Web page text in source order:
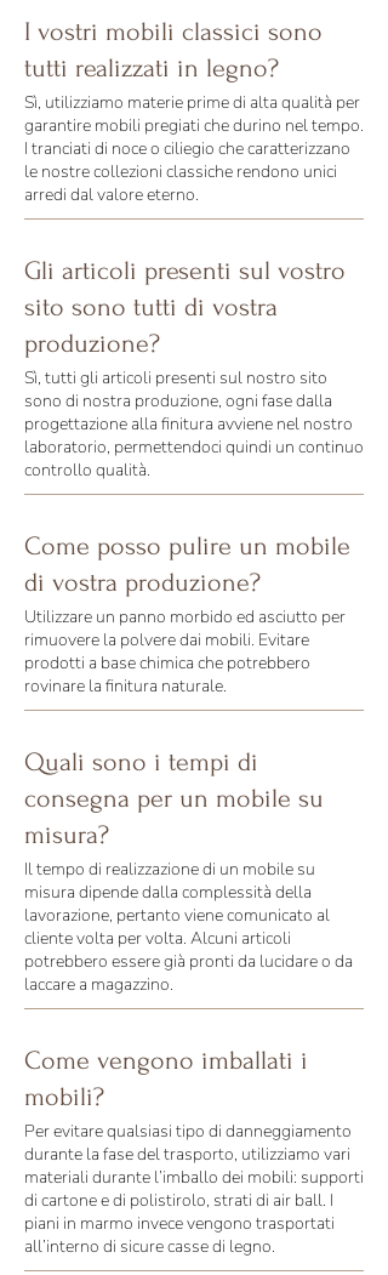
I vostri mobili classici sono
tutti realizzati in legno?
Sì, utilizziamo materie prime di alta qualità per
garantire mobili pregiati che durino nel tempo.
I tranciati di noce o ciliegio che caratterizzano
le nostre collezioni classiche rendono unici
arredi dal valore eterno.
Gli articoli presenti sul vostro
sito sono tutti di vostra
produzione?
Sì, tutti gli articoli presenti sul nostro sito
sono di nostra produzione, ogni fase dalla
progettazione alla finitura avviene nel nostro
laboratorio, permettendoci quindi un continuo
controllo qualità.
Come posso pulire un mobile
di vostra produzione?
Utilizzare un panno morbido ed asciutto per
rimuovere la polvere dai mobili. Evitare
prodotti a base chimica che potrebbero
rovinare la finitura naturale.
Quali sono i tempi di
consegna per un mobile su
misura?
Il tempo di realizzazione di un mobile su
misura dipende dalla complessità della
lavorazione, pertanto viene comunicato al
cliente volta per volta. Alcuni articoli
potrebbero essere già pronti da lucidare o da
laccare a magazzino.
Come vengono imballati i
mobili?
Per evitare qualsiasi tipo di danneggiamento
durante la fase del trasporto, utilizziamo vari
materiali durante l’imballo dei mobili: supporti
di cartone e di polistirolo, strati di air ball. I
piani in marmo invece vengono trasportati
all’interno di sicure casse di legno.